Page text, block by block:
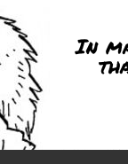
In